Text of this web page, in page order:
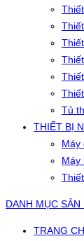
Tủ
THIẾT BỊ
Máy
Máy
DANH MỤC SẢN
TRANG